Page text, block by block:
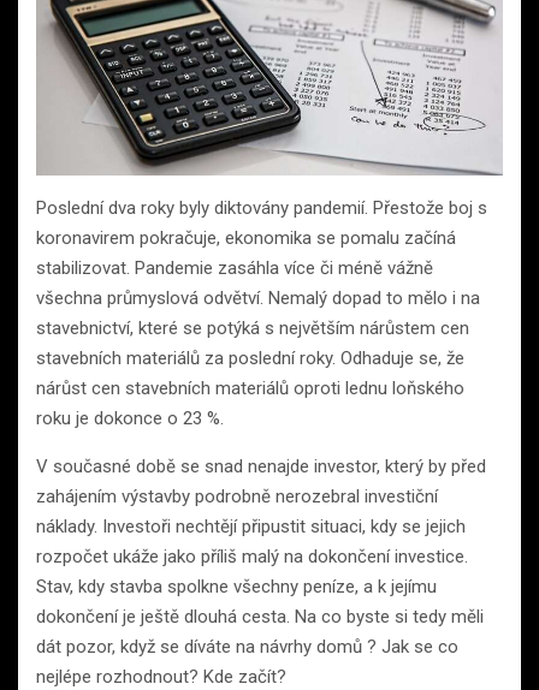
Poslední dva roky byly diktovány pandemií. Přestože boj s
koronavirem pokračuje, ekonomika se pomalu začíná
stabilizovat. Pandemie zasáhla více či méně vážně
všechna průmyslová odvětví. Nemalý dopad to mělo i na
stavebnictví, které se potýká s největším nárůstem cen
stavebních materiálů za poslední roky. Odhaduje se, že
nárůst cen stavebních materiálů oproti lednu loňského
roku je dokonce o 23 %.
V současné době se snad nenajde investor, který by před
zahájením výstavby podrobně nerozebral investiční
náklady. Investoři nechtějí připustit situaci, kdy se jejich
rozpočet ukáže jako příliš malý na dokončení investice.
Stav, kdy stavba spolkne všechny peníze, a k jejímu
dokončení je ještě dlouhá cesta. Na co byste si tedy měli
dát pozor, když se díváte na návrhy domů ? Jak se co
nejlépe rozhodnout? Kde začít?